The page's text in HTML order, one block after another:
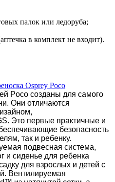
палок или ледоруба;
в комплект не входит).
Osprey Poco
Poco созданы для самого
Они отличаются
Это первые практичные и
безопасность
так и ребенку.
подвесная система,
и сиденье для ребенка
для взрослых и детей с
Вентилируемая